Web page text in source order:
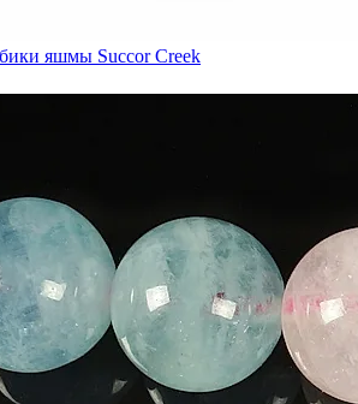
яшмы Succor Creek